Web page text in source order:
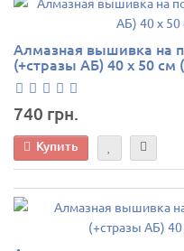
Алмазная вышивка на
(+стразы АБ) 40 х 50 см
740 грн.
Купить